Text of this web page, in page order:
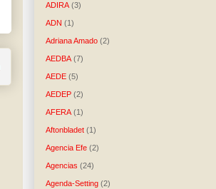
ADIRA (3)
ADN (1)
Adriana Amado (2)
AEDBA (7)
AEDE (5)
AEDEP (2)
AFERA (1)
Aftonbladet (1)
Agencia Efe (2)
Agencias (24)
Agenda-Setting (2)